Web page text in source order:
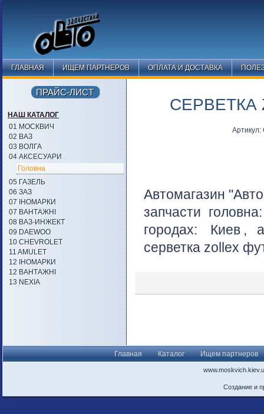
ГЛАВНАЯ ИЩЕМ ПАРТНЕРОВ ОПЛАТА И ДОСТАВКА
СЕРВЕТКА
Автомагазин
запчасти
городах:
Киев , а
серветка zollex
ПРАЙС-ЛИСТ
НАШ КАТАЛОГ
01 МОСКВИЧ
02 ВАЗ
03 ВОЛГА
04 АКСЕСУАРИ
Головна
05 ГАЗЕЛЬ
06 ЗАЗ
07 ІНОМАРКИ
07 ВАНТАЖНІ
08 ВАЗ-ИНЖЕКТ
09 DAEWOO
10 CHEVROLET
11 AMULET
12 ІНОМАРКИ
12 ВАНТАЖНІ
13 NEXIA
Главная Каталог Ищем партнеров
Создание и